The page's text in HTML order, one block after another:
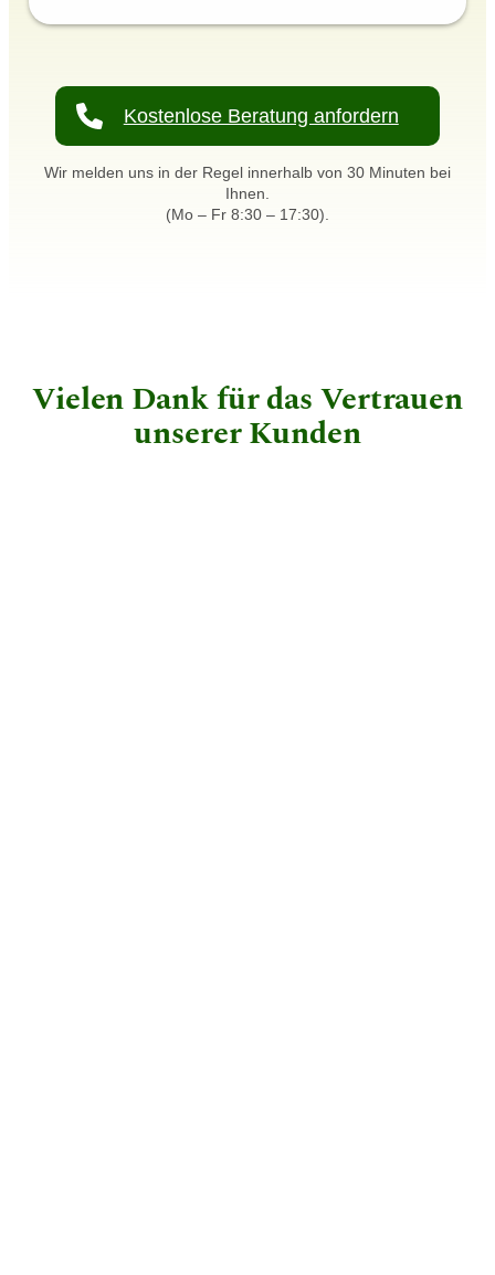
Kostenlose Beratung anfordern
Wir melden uns in der Regel innerhalb von 30 Minuten bei
Ihnen.
(Mo – Fr 8:30 – 17:30).
Vielen Dank für das Vertrauen
unserer Kunden